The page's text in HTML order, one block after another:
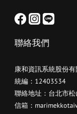
聯絡我們
康和資訊系統股份有
統編：12403534
聯絡地址：台北市
信箱：